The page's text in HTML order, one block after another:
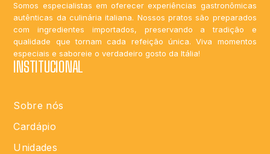
Somos especialistas em oferecer experiências gastronômicas
autênticas da culinária italiana. Nossos pratos são preparados
com ingredientes importados, preservando a tradição e
qualidade que tornam cada refeição única. Viva momentos
especiais e saboreie o verdadeiro gosto da Itália!
INSTITUCIONAL
Sobre nós
Cardápio
Unidades